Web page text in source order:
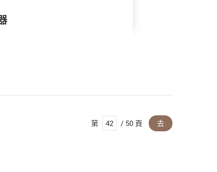
第 / 50 頁 去